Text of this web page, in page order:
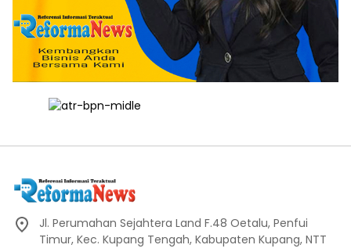
Jl. Perumahan Sejahtera Land F.48 Oetalu, Penfui
Timur, Kec. Kupang Tengah, Kabupaten Kupang, NTT